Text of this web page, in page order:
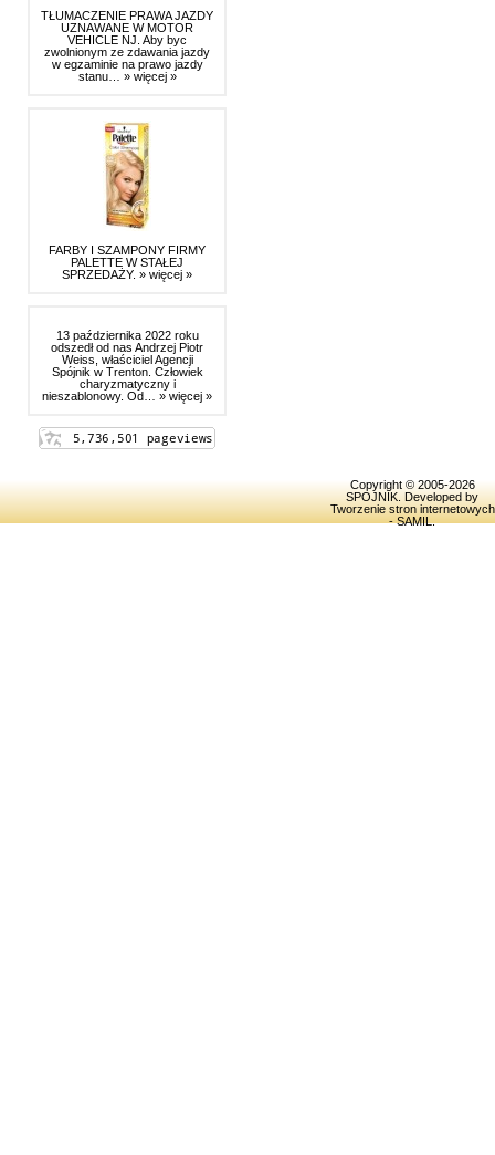
TŁUMACZENIE PRAWA JAZDY
UZNAWANE W MOTOR
VEHICLE NJ. Aby byc
zwolnionym ze zdawania jazdy
w egzaminie na prawo jazdy
stanu… » więcej »
FARBY I SZAMPONY FIRMY
PALETTE W STAŁEJ
SPRZEDAŻY. » więcej »
13 października 2022 roku
odszedł od nas Andrzej Piotr
Weiss, właściciel Agencji
Spójnik w Trenton. Człowiek
charyzmatyczny i
nieszablonowy. Od… » więcej »
Copyright © 2005-2026
SPOJNIK . Developed by
Tworzenie stron internetowych
- SAMIL.